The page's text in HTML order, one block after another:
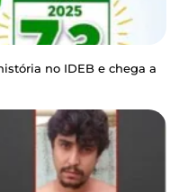
no IDEB e chega a